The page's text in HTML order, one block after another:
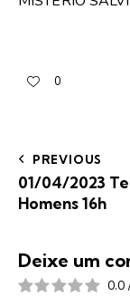
0
PREVIOUS
01/04/2023
Homens 16h
Deixe um
0.0